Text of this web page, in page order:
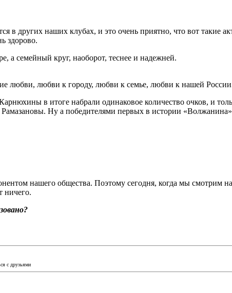
в других наших клубах, и это очень приятно, что вот такие
здорово.
а семейный круг, наоборот, теснее и надежней.
любви, любви к городу, любви к семье, любви к нашей
в итоге набрали одинаковое количество очков, и
Ну а победителями первых в истории
нашего общества. Поэтому сегодня, когда мы смотрим
ничего.
с друзьями